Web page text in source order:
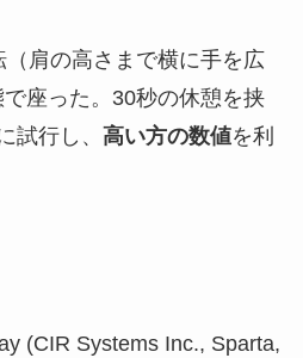
肩の高さまで横に手を広
座った。30秒の休憩を挟
試行し、 高い方の数値を利
(CIR Systems Inc., Sparta,